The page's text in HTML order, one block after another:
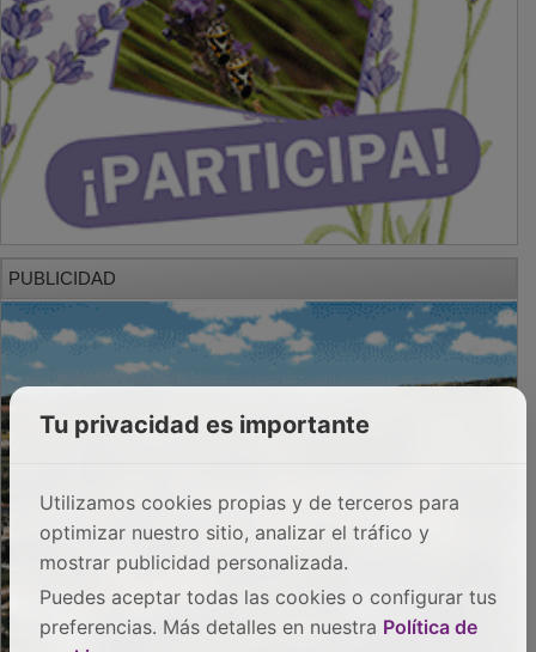
PUBLICIDAD
Tu privacidad es importante
Utilizamos cookies propias y de terceros para
optimizar nuestro sitio, analizar el tráfico y
mostrar publicidad personalizada.
Puedes aceptar todas las cookies o configurar tus
preferencias. Más detalles en nuestra Política de